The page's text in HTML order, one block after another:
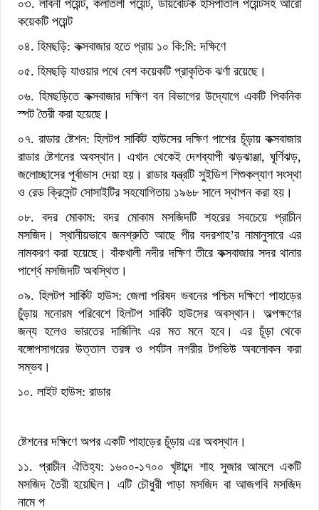
০৩. লাবনী পয়েন্ট, কলাতলী পয়েন্ট, ডায়বেটিক হাসপাতাল পয়েন্টসহ আরো
কয়েকটি পয়েন্ট
০৪. হিমছড়ি: কক্সবাজার হতে প্রায় ১০ কি:মি: দক্ষিণে
০৫. হিমছড়ি যাওয়ার পথে বেশ কয়েকটি প্রাকৃতিক ঝর্ণা রয়েছে।
০৬. হিমছড়িতে কক্সবাজার দক্ষিণ বন বিভাগের উদ্যোগে একটি পিকনিক
স্পট তৈরী করা হয়েছে।
০৭. রাডার ষ্টেশন: হিলটপ সার্কিট হাউসের দক্ষিণ পাশের চূঁড়ায় কক্সবাজার
রাডার ষ্টেশনের অবস্থান। এখান থেকেই দেশব্যাপী ঝড়ঝাঞ্জা, ঘূর্ণিঝড়,
জলোচ্ছাসের পূর্বাভাস দেয়া হয়। রাডার যন্ত্রটি সুইডিশ শিশুকল্যাণ সংস্থা
ও রেড ক্রিসেন্ট সোসাইটির সহযোগিতায় ১৯৬৮ সালে স্থাপন করা হয়।
০৮. বদর মোকাম: বদর মোকাম মসজিদটি শহরের সবচেয়ে প্রাচীন
মসজিদ। স্থানীয়ভাবে জনশ্রুতি আছে পীর বদরশাহ’র নামানুসারে এর
নামকরণ করা হয়েছে। বাঁকখালী নদীর দক্ষিণ তীরে কক্সবাজার সদর থানার
পার্শ্বে মসজিদটি অবস্থিত।
০৯. হিলটপ সার্কিট হাউস: জেলা পরিষদ ভবনের পশ্চিম দক্ষিণে পাহাড়ের
চুঁড়ায় মনোরম পরিবেশে হিলটপ সার্কিট হাউসের অবস্থান। অল্পক্ষণের
জন্য হলেও ভারতের দার্জিলিং এর মত মনে হবে। এর চূঁড়া থেকে
বঙ্গোপসাগরের উত্তাল তরঙ্গ ও পর্যটন নগরীর টপভিউ অবলোকন করা
সম্ভব।
১০. লাইট হাউস: রাডার
ষ্টেশনের দক্ষিণে অপর একটি পাহাড়ের চূঁড়ায় এর অবস্থান।
১১. প্রাচীন ঐতিহ্য: ১৬০০-১৭০০ খৃষ্টাব্দে শাহ সুজার আমলে একটি
মসজিদ তৈরী হয়েছিল। এটি চৌধুরী পাড়া মসজিদ বা আজগবি মসজিদ
নামে প